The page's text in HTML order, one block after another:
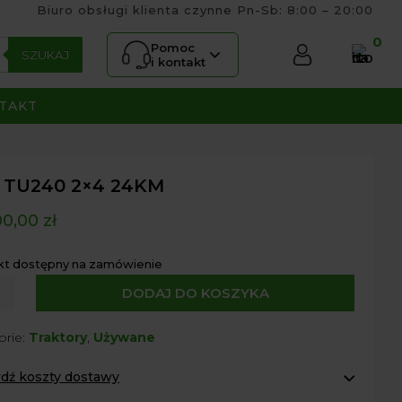
Biuro obsługi klienta czynne Pn-Sb: 8:00 – 20:00
SZUKAJ
Pomoc
i kontakt
0
2×4 24KM
zł
dostępny na zamówienie
DODAJ DO KOSZYKA
Traktory, Używane
koszty dostawy